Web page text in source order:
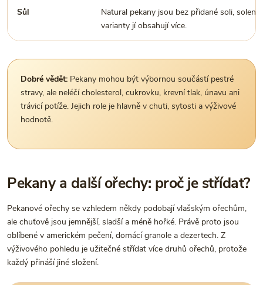
Sůl
Natural pekany jsou bez přidané soli, solené
varianty jí obsahují více.
Dobré vědět: Pekany mohou být výbornou součástí pestré
stravy, ale neléčí cholesterol, cukrovku, krevní tlak, únavu ani
trávicí potíže. Jejich role je hlavně v chuti, sytosti a výživové
hodnotě.
Pekany a další ořechy: proč je střídat?
Pekanové ořechy se vzhledem někdy podobají vlašským ořechům,
ale chuťově jsou jemnější, sladší a méně hořké. Právě proto jsou
oblíbené v americkém pečení, domácí granole a dezertech. Z
výživového pohledu je užitečné střídat více druhů ořechů, protože
každý přináší jiné složení.